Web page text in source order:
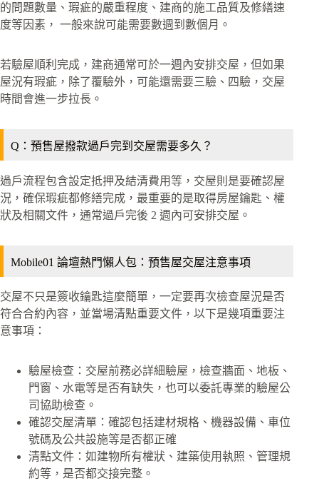
的問題數量、瑕疵的嚴重程度、建商的施工品質及修繕速
度等因素， 一般來說可能需要數週到數個月。
若驗屋順利完成，建商通常可於一週內安排交屋，但如果
屋況有瑕疵，除了覆驗外，可能還需要三驗、四驗，交屋
時間會進一步拉長。
Q：預售屋撥款過戶完到交屋需要多久？
過戶流程包含設定抵押及結清費用等，交屋則是要確認屋
況，確保瑕疵都修繕完成，最重要的是取得房屋鑰匙、權
狀及相關文件，通常過戶完後 2 週內可安排交屋。
Mobile01 論壇熱門懶人包：預售屋交屋注意事項
交屋不只是簽收鑰匙這麼簡單，一定要再次檢查屋況是否
符合合約內容，並當場清點重要文件，以下是幾項重要注
意事項：
驗屋檢查：交屋前務必詳細驗屋，檢查牆面、地板、
門窗、水電等是否有缺失，也可以委託專業的驗屋公
司協助檢查。
確認交屋清單：確認包括建材規格、機器設備、車位
號碼及公共設施等是否都正確
清點文件：如建物所有權狀、建築使用執照、管理規
約等，是否都交接完整。